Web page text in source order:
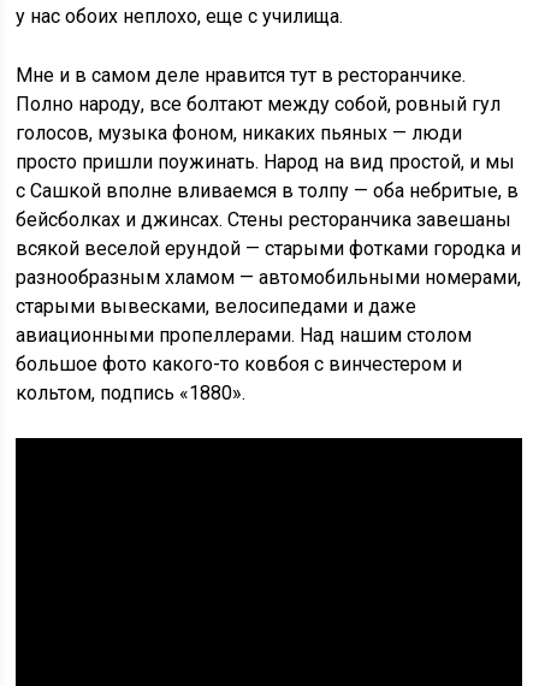
у нас обоих неплохо, еще с училища.
Мне и в самом деле нравится тут в ресторанчике.
Полно народу, все болтают между собой, ровный гул
голосов, музыка фоном, никаких пьяных — люди
просто пришли поужинать. Народ на вид простой, и мы
с Сашкой вполне вливаемся в толпу — оба небритые, в
бейсболках и джинсах. Стены ресторанчика завешаны
всякой веселой ерундой — старыми фотками городка и
разнообразным хламом — автомобильными номерами,
старыми вывесками, велосипедами и даже
авиационными пропеллерами. Над нашим столом
большое фото какого-то ковбоя с винчестером и
кольтом, подпись «1880».